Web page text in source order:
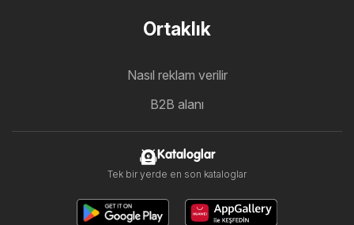
Ortaklık
Nasıl reklam verilir
B2B alanı
Kataloglar
Tek bir yerde en son kataloglar